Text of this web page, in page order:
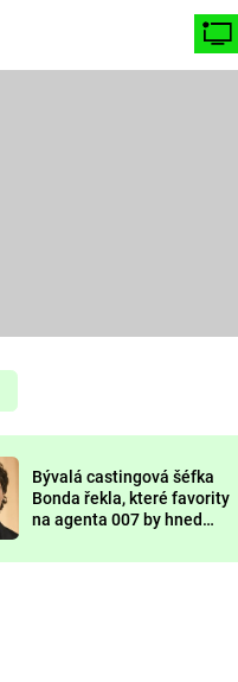
Prima LAJK
Sledujte nás
Bývalá castingová šéfka
Bonda řekla, které favority
na agenta 007 by hned